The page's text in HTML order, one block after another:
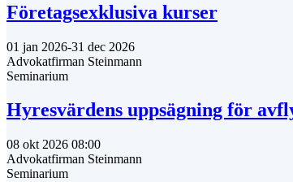
Företagsexklusiva kurser
01 jan 2026-31 dec 2026
Advokatfirman Steinmann
Seminarium
Hyresvärdens uppsägning för
08 okt 2026 08:00
Advokatfirman Steinmann
Seminarium